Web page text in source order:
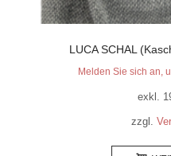
LUCA SCHAL
Melden Sie sich an,
exkl.
zzgl.